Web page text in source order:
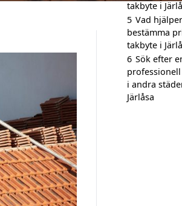
takbyte i
5 Vad
bestämma
takbyte i
6 Sök efter
i andra
Järlåsa